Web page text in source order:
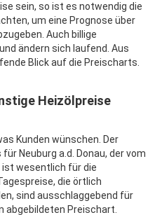
sein, so ist es notwendig die
um eine Prognose über
Auch billige
ändern sich laufend. Aus
Blick auf die Preischarts.
Heizölpreise
Kunden wünschen. Der
Neuburg a.d. Donau, der vom
ist wesentlich für die
die örtlich
sind ausschlaggebend für
abgebildeten Preischart.